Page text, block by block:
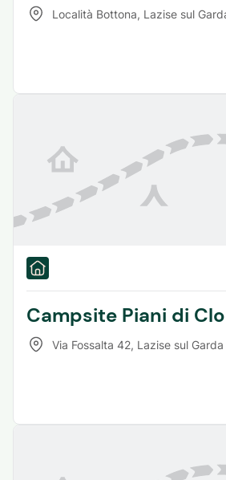
Località Bottona, Lazise sul
Campsite Piani di
Via Fossalta 42, Lazise sul Garda